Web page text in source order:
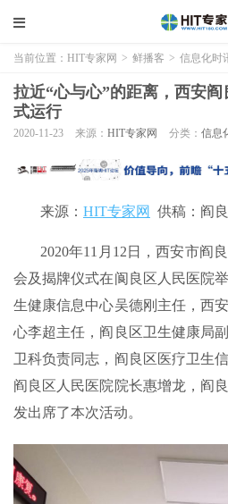
当前位置： HIT专家网 > 鲜播客 > 信息化时
拉近“心与心”的距离，西安
式运行
2020-11-23 来源： HIT专家网 分类： 信息
来源： HIT专家网 供稿：阎
2020年11月12日，西安市阎
会及揭牌仪式在阆良区人民医院
生健康信息中心吴德刚主任，西
心李超主任，阎良区卫生健康局
卫科负责同志，阎良区医疗卫生
阎良区人民医院院长惠增龙，阎
发出席了本次活动。